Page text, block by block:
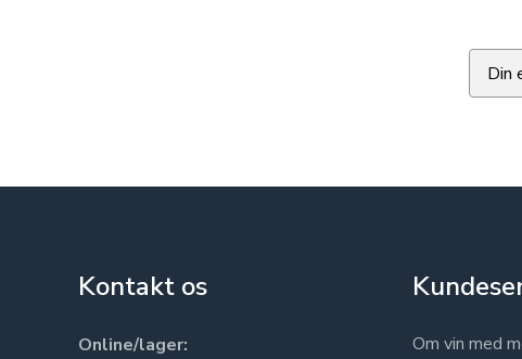
Email
Kontakt os
Online/lager:
Om vin med